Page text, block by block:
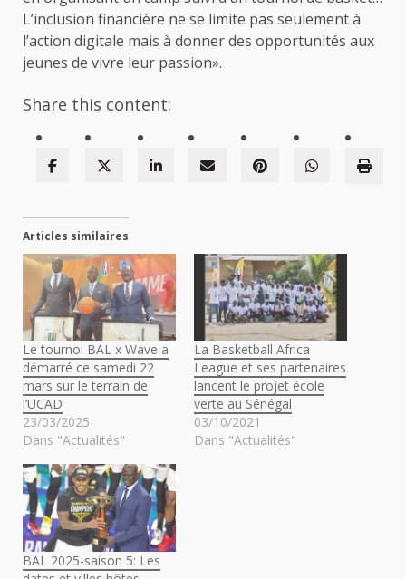
L’inclusion financière ne se limite pas seulement à
l’action digitale mais à donner des opportunités aux
jeunes de vivre leur passion».
Share this content:
Articles similaires
Le tournoi BAL x Wave a
démarré ce samedi 22
mars sur le terrain de
l’UCAD
23/03/2025
Dans "Actualités"
La Basketball Africa
League et ses partenaires
lancent le projet école
verte au Sénégal
03/10/2021
Dans "Actualités"
BAL 2025-saison 5: Les